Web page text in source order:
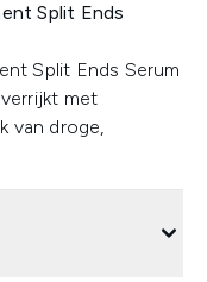
Split Ends
Split Ends Serum
met
van droge,